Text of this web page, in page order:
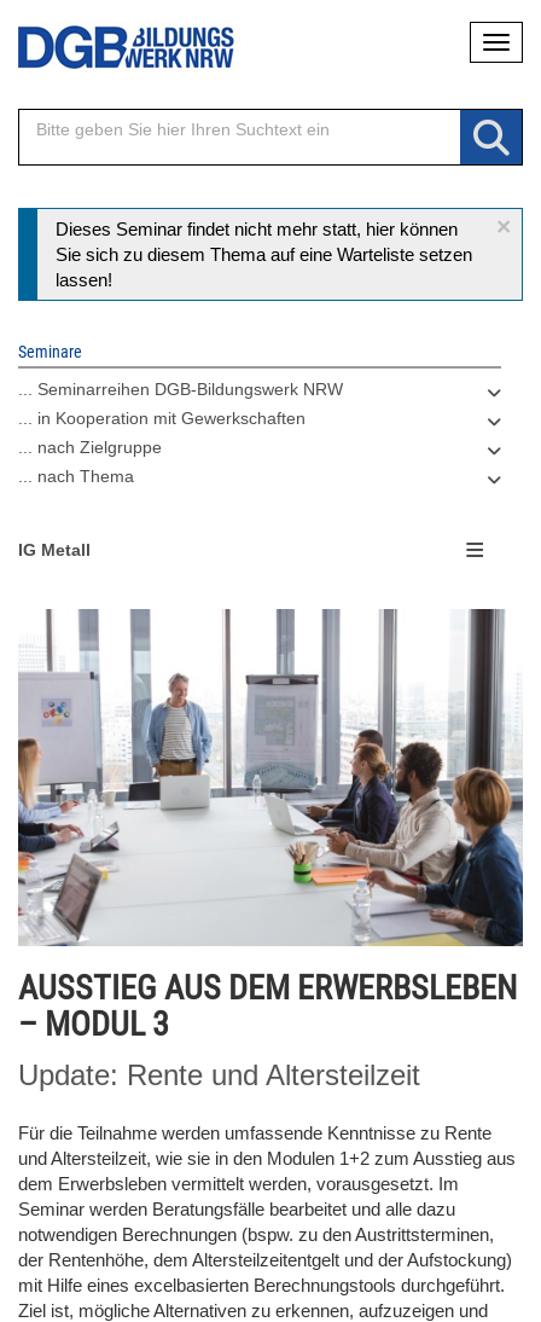
Direkt
Inhalt
×
Statusmeldung
Dieses Seminar findet nicht mehr statt, hier können
Sie sich zu diesem Thema auf eine Warteliste setzen
lassen!
Seminare
... Seminarreihen DGB-Bildungswerk NRW
... in Kooperation mit Gewerkschaften
... nach Zielgruppe
... nach Thema
IG Metall
AUSSTIEG AUS DEM ERWERBSLEBEN
– MODUL 3
Update: Rente und Altersteilzeit
Für die Teilnahme werden umfassende Kenntnisse zu Rente
und Altersteilzeit, wie sie in den Modulen 1+2 zum Ausstieg aus
dem Erwerbsleben vermittelt werden, vorausgesetzt. Im
Seminar werden Beratungsfälle bearbeitet und alle dazu
notwendigen Berechnungen (bspw. zu den Austrittsterminen,
der Rentenhöhe, dem Altersteilzeitentgelt und der Aufstockung)
mit Hilfe eines excelbasierten Berechnungstools durchgeführt.
Ziel ist, mögliche Alternativen zu erkennen, aufzuzeigen und